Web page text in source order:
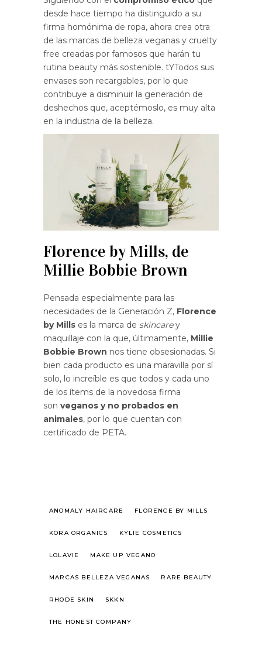
desde hace tiempo ha distinguido a su
firma homónima de ropa, ahora crea otra
de las marcas de belleza veganas y cruelty
free creadas por famosos que harán tu
rutina beauty más sostenible. tYTodos sus
envases son recargables, por lo que
contribuye a disminuir la generación de
deshechos que, aceptémoslo, es muy alta
en la industria de la belleza.
Florence by Mills, de
Millie Bobbie Brown
Pensada especialmente para las
necesidades de la Generación Z, Florence
by Mills es la marca de skincarey
maquillaje con la que, últimamente, Millie
Bobbie Brown nos tiene obsesionadas. Si
bien cada producto es una maravilla por sí
solo, lo increíble es que todos y cada uno
de los ítems de la novedosa firma
son veganos y no probados en
animales, por lo que cuentan con
certificado de PETA.
ANOMALY HAIRCARE FLORENCE BY MILLS
KORA ORGANICS KYLIE COSMETICS
LOLAVIE MAKE UP VEGANO
MARCAS BELLEZA VEGANAS RARE BEAUTY
RHODE SKIN SKKN
THE HONEST COMPANY